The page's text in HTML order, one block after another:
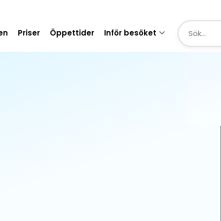
Priser Öppettider Inför besöket